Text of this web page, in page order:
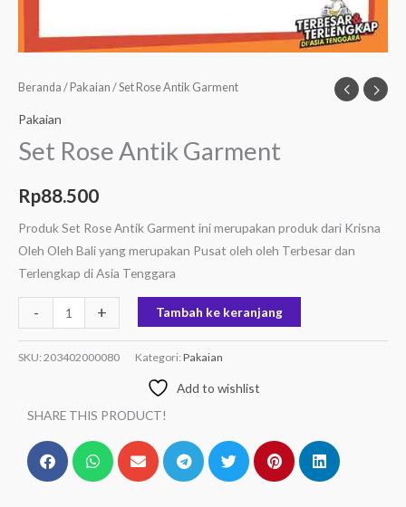
Beranda / Pakaian / Set Rose Antik Garment
Pakaian
Set Rose Antik Garment
Rp88.500
Produk Set Rose Antik Garment ini merupakan produk dari Krisna
Oleh Oleh Bali yang merupakan Pusat oleh oleh Terbesar dan
Terlengkap di Asia Tenggara
- + Tambah ke keranjang
SKU: 203402000080 Kategori: Pakaian
Add to wishlist
SHARE THIS PRODUCT!